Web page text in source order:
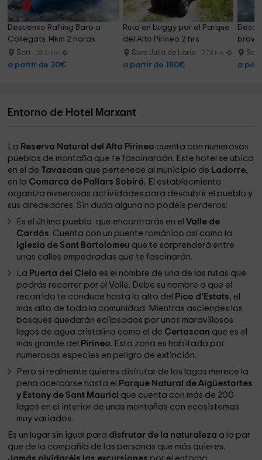
Descenso Rafting Baro a
Collegats 14km 2 horas
Sort 28.0 km
a partir de 30€
Ruta en buggy por el Parque
del Alto Pirineo 2 hrs
Sant Julià de Lòria 27.8 km
a partir de 180€
Sort
a
Entorno de Hotel Marxant
La Reserva Natural del Alto Pirineo cuenta con numerosos
pueblos de montaña que te fascinaraán. Este hotel se ubica
en el de Tavascan que pertenece al municipio de Ladorre,
en la Comarca de Pallars Sobirá. El establecmiento
organiza numerosas actividades para descubrir el pueblo y
sus alrededores. Sin duda alguna no podéis perderos:
Es el último pueblo que encontrarás en elValle de
Cardós. Cuenta con un puente románico así como la
iglesia de Sant Bartolomeu que te sorprenderá entre
unas calles empedradas que te fascinarán.
La Puerta del Cielo es el nombre de una de las rutas que
podrás recorrer por el Valle. Debe su nombre a que el
recorrido te conduce hasta lo alto del
Pico d'Estats, el
más alto de toda la comunidad. Mientras asciendes los
bosques quedarán eclipsados por unos maravillosos
lagos de agua cristalina como el de Certascan que es el
más grande del
Pirineo. Esta zona es habitada por
numerosas especies en peligro de extinción.
Pero si realmente quieres disfrutar de los lagos merece la
pena acercarse hasta el
Parque Natural de Aigüestortes
y Estany de Sant Maurici que cuenta con más de 200
lagos en el interior de unas montañas con ecosistemas
muy variados.
Es un lugar sin igual para disfrutar de la naturaleza a la par
que de la compañía de las personas que más quieres.